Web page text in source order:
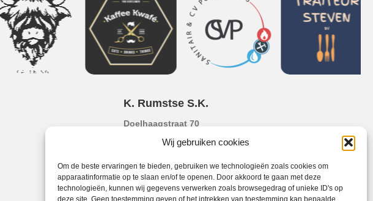
Wij gebruiken cookies
Om de beste ervaringen te bieden, gebruiken we technologieën zoals cookies om
apparaatinformatie op te slaan en/of te openen. Door akkoord te gaan met deze
technologieën, kunnen wij gegevens verwerken zoals browsegedrag of unieke ID's op
deze site. Geen toestemming geven of het intrekken van toestemming kan bepaalde
K. Rumstse S.K.
Doelhaagstraat 70
Andy De Weerdt)
Email :info@krumstsesk.be